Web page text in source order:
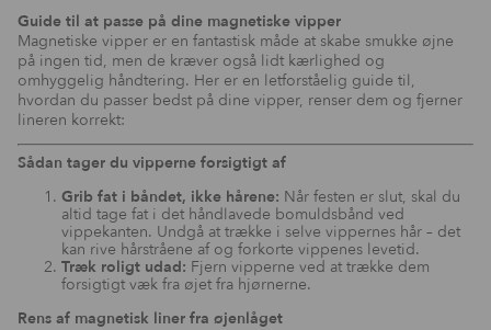
Guide til at passe på dine magnetiske vipper
Magnetiske vipper er en fantastisk måde at skabe smukke øjne
på ingen tid, men de kræver også lidt kærlighed og
omhyggelig håndtering. Her er en letforståelig guide til,
hvordan du passer bedst på dine vipper, renser dem og fjerner
lineren korrekt:
Sådan tager du vipperne forsigtigt af
Grib fat i båndet, ikke hårene: Når festen er slut, skal du
altid tage fat i det håndlavede bomuldsbånd ved
vippekanten. Undgå at trække i selve vippernes hår – det
kan rive hårstråene af og forkorte vippenes levetid.
Træk roligt udad: Fjern vipperne ved at trække dem
forsigtigt væk fra øjet fra hjørnerne.
Rens af magnetisk liner fra øjenlåget